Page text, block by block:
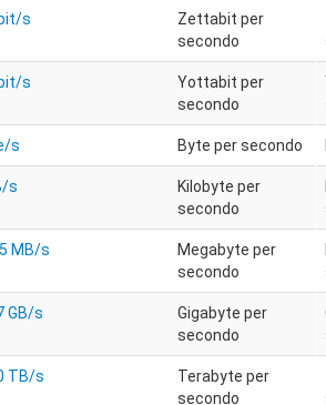
s
Zettabit per
secondo
s
Yottabit per
secondo
s Byte per secondo
s
Kilobyte per
secondo
MB/s
Megabyte per
secondo
GB/s
Gigabyte per
secondo
TB/s
Terabyte per
secondo